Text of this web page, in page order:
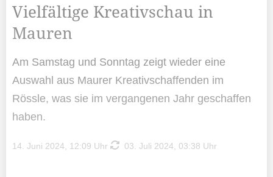
Vielfältige Kreativschau in
Mauren
Am Samstag und Sonntag zeigt wieder eine
Auswahl aus Maurer Kreativschaffenden im
Rössle, was sie im vergangenen Jahr geschaffen
haben.
14. Juni 2024, 12:09 Uhr 03. Juli 2024, 03:38 Uhr